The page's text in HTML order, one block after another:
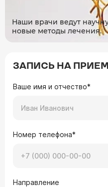
Наши врачи ведут
новые методы лечения.
ЗАПИСЬ НА ПРИЕМ
Ваше имя и отчество*
Номер телефона*
Направление